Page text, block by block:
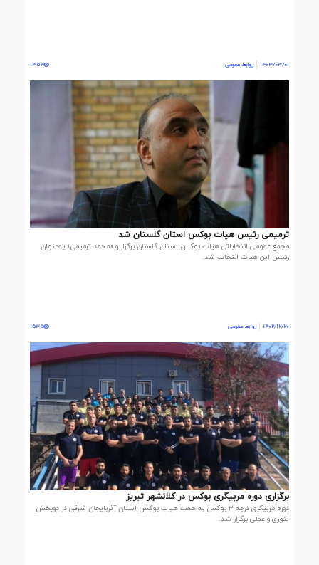
1403/03/01 روابط عمومی 1357
ترمیمی رئیس هیات بوکس استان گلستان شد
مجمع عمومی انتخاباتی هیات بوکس استان گلستان برگزار و «محمد ترمیمی» به‌عنوان
رئیس این هیات انتخاب شد.
1402/12/20 روابط عمومی 1535
برگزاری دوره مربیگری بوکس در کلانشهر تبریز
دوره مربیگری درجه ۳ بوکس به همت هيات بوکس استان آذربایجان شرقی در دوبخش
تئوری و عملی برگزار شد.